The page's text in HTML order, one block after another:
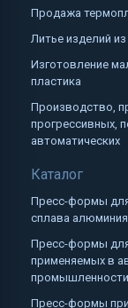
Продажа
Литье изделий
Изготовление
пластика
Производство,
прогрессивных,
автоматических
Каталог
Пресс-формы
сплава
Пресс-формы
применяемых в
Пресс-формы